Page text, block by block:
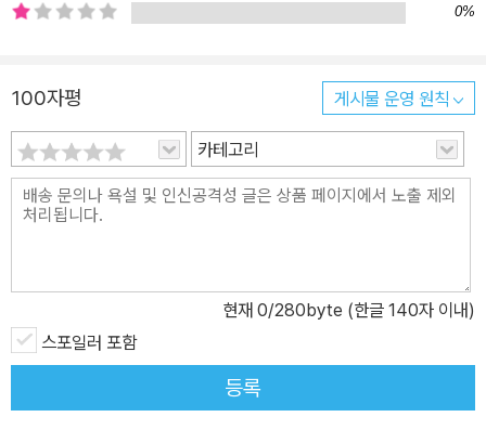
신 오케이 시퀀스 조혜나와 고태경, 두 사람은 공통적으로 우리 사회
나는 자기 몫 이상을 성취해내며 살고 있는 듯 보이는 동기들 사이에
서 혼자 일인분의 삶조차도 제대로 못 살고 있다는 열패감과 자책감
을 느낀다. 반면 오십대의 나이에도 영화감독의 꿈을 품고 있는 고태
경은 스스로 자기 자신을 어떻게 여기는가와는 무관하게, 주변으로부
터 현실감각 없이 미련하게 오랫동안 준비‘만’ 하고 있는 가망 없는 지
망생 취급을 받는다. 무언가를 간절히 바라왔으나 인정할 만한 성과
다. 하지만 고태경과 조혜나의 삶을 잠시나마 밀착해서 들여다본 우
리는 자연스레 묻게 된다. 실패란 뭘까? 누가 이 사람들을 감히 실패
했다고 말할 수 있지? 꿈꿔온 것과 다른 현실에 좌절하고 절망하면서
도 영화에 대한 혜나의 사랑은 옅어질 줄 모른다. 깜깜한 방에서 홀로
소리 내어 “나는 극장을 정말 사랑해. 나는 영화를 정말 사랑해”(133
0%
100자평 게시물 운영 원칙
카테고리
현재 0/280byte (한글 140자 이내)
스포일러 포함
등록